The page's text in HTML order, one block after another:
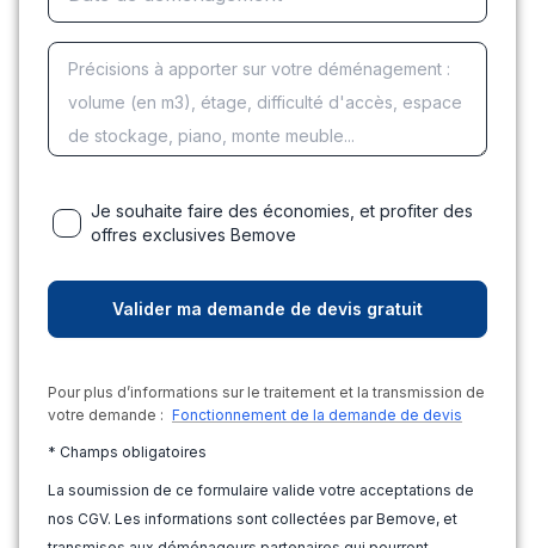
Je souhaite faire des économies, et profiter des
offres exclusives Bemove
Pour plus d’informations sur le traitement et la transmission de
votre demande : Fonctionnement de la demande de devis
* Champs obligatoires
La soumission de ce formulaire valide votre acceptations de
nos CGV. Les informations sont collectées par Bemove, et